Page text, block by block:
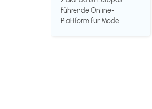
führende Online-
Plattform für Mode.